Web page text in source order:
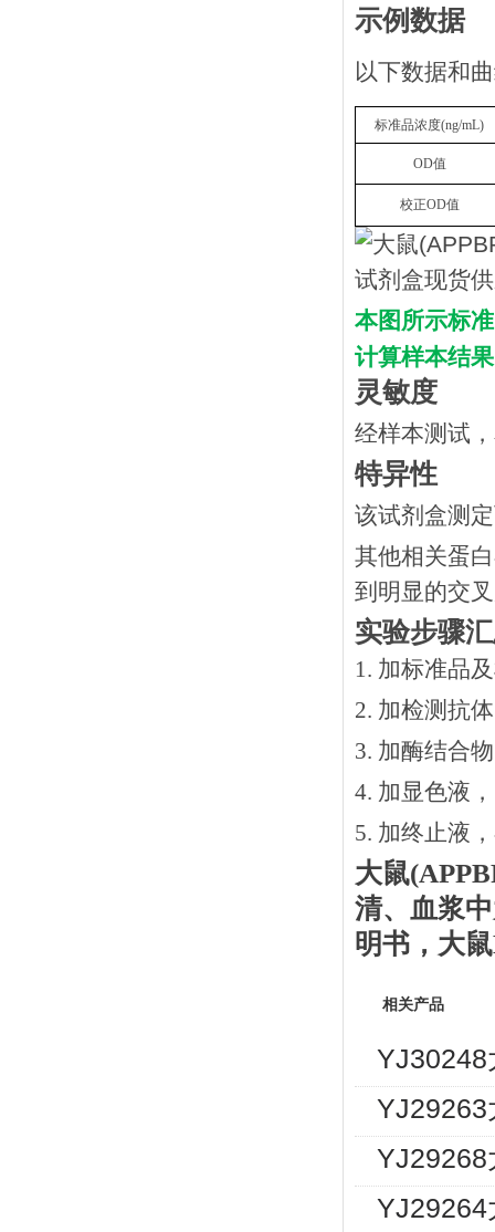
示例数据
以下数据和
标准品浓度(ng/mL)
OD值
校正OD值
本图所示标
计算样本结果
灵敏度
经样本测试
特异性
该试剂盒测
其他相关蛋
到明显的交
实验步骤
1. 加标准品
2. 加检测抗
3. 加酶结合
4. 加显色液
5. 加终止液
大鼠
清、血浆
明书，大
相关产品
YJ30248
YJ29263
YJ29268
YJ29264